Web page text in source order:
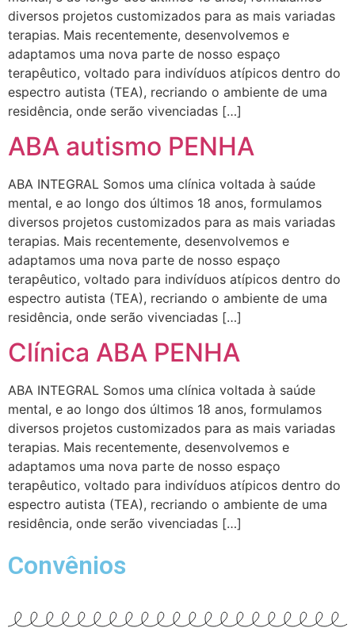
diversos projetos customizados para as mais variadas
terapias. Mais recentemente, desenvolvemos e
adaptamos uma nova parte de nosso espaço
terapêutico, voltado para indivíduos atípicos dentro do
espectro autista (TEA), recriando o ambiente de uma
residência, onde serão vivenciadas […]
ABA autismo PENHA
ABA INTEGRAL Somos uma clínica voltada à saúde
mental, e ao longo dos últimos 18 anos, formulamos
diversos projetos customizados para as mais variadas
terapias. Mais recentemente, desenvolvemos e
adaptamos uma nova parte de nosso espaço
terapêutico, voltado para indivíduos atípicos dentro do
espectro autista (TEA), recriando o ambiente de uma
residência, onde serão vivenciadas […]
Clínica ABA PENHA
ABA INTEGRAL Somos uma clínica voltada à saúde
mental, e ao longo dos últimos 18 anos, formulamos
diversos projetos customizados para as mais variadas
terapias. Mais recentemente, desenvolvemos e
adaptamos uma nova parte de nosso espaço
terapêutico, voltado para indivíduos atípicos dentro do
espectro autista (TEA), recriando o ambiente de uma
residência, onde serão vivenciadas […]
Convênios